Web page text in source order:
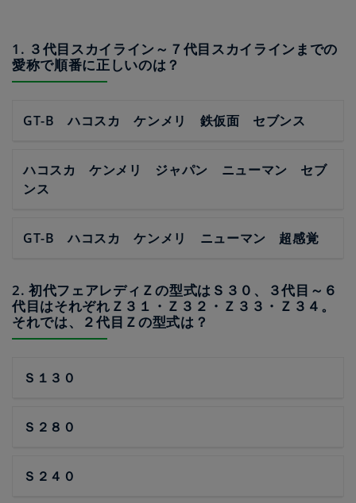
1. ３代目スカイライン～７代目スカイラインまでの
愛称で順番に正しいのは？
GT-B ハコスカ ケンメリ 鉄仮面 セブンス
ハコスカ ケンメリ ジャパン ニューマン セブ
ンス
GT-B ハコスカ ケンメリ ニューマン 超感覚
2. 初代フェアレディＺの型式はＳ３０、３代目～６
代目はそれぞれＺ３１・Ｚ３２・Ｚ３３・Ｚ３４。
それでは、２代目Ｚの型式は？
Ｓ１３０
Ｓ２８０
Ｓ２４０